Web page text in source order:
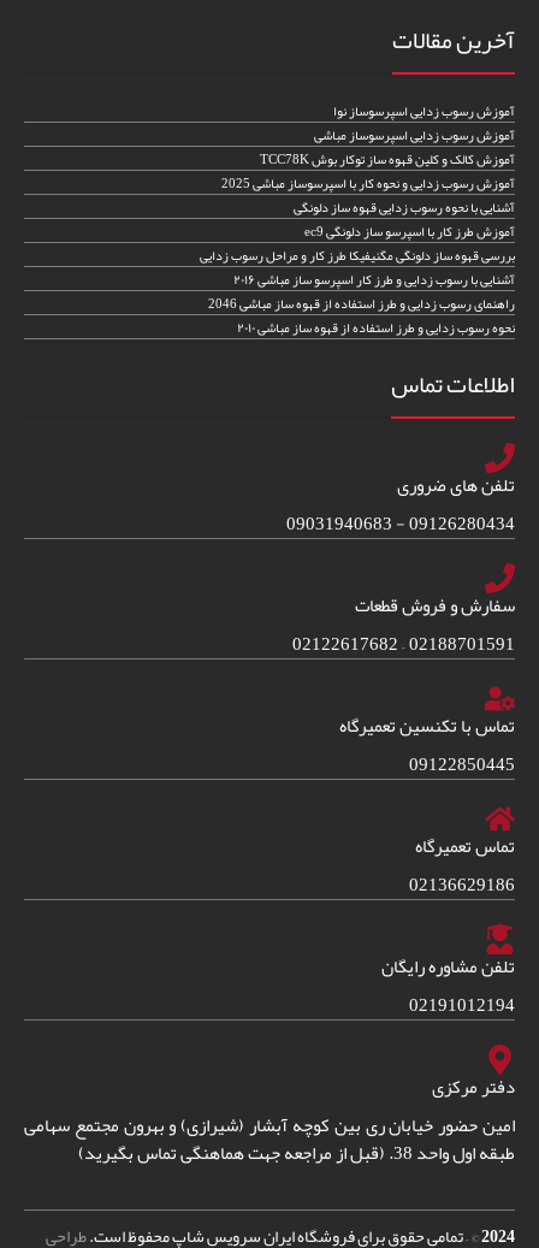
آخرین مقالات
آموزش رسوب زدایی اسپرسوساز نوا
آموزش رسوب زدایی اسپرسوساز مباشی
آموزش کالک و کلین قهوه ساز توکار بوش TCC78K
آموزش رسوب زدایی و نحوه کار با اسپرسوساز مباشی 2025
آشنایی با نحوه رسوب زدایی قهوه ساز دلونگی
آموزش طرز کار با اسپرسو ساز دلونگی ec9
بررسی قهوه ساز دلونگی مگنیفیکا طرز کار و مراحل رسوب زدایی
آشنایی با رسوب زدایی و طرز کار اسپرسو ساز مباشی ۲۰۱۶
راهنمای رسوب زدایی و طرز استفاده از قهوه ساز مباشی 2046
نحوه رسوب زدایی و طرز استفاده از قهوه ساز مباشی ۲۰۱۰
اطلاعات تماس
تلفن های ضروری
09126280434 - 09031940683
سفارش و فروش قطعات
02188701591 – 02122617682
تماس با تکنسین تعمیرگاه
09122850445
تماس تعمیرگاه
02136629186
تلفن مشاوره رایگان
02191012194
دفتر مرکزی
امین حضور خیابان ری بین کوچه آبشار (شیرازی) و بهرون مجتمع سهامی
طبقه اول واحد 38. (قبل از مراجعه جهت هماهنگی تماس بگیرید)
2024© – تمامی حقوق برای فروشگاه ایران سرویس شاپ محفوظ است.طراحی